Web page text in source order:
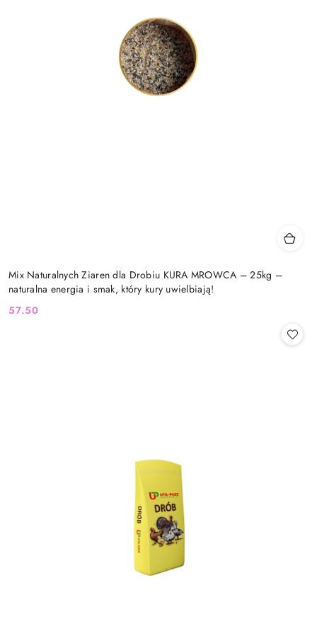
Mix Naturalnych Ziaren dla Drobiu KURA MROWCA – 25kg –
naturalna energia i smak, który kury uwielbiają!
Cena:
57.50